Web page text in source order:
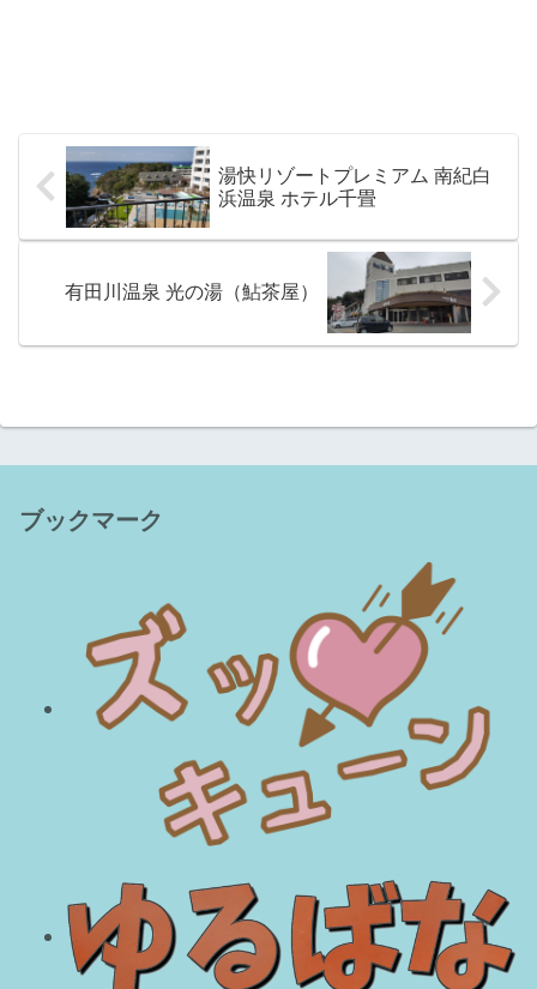
湯快リゾートプレミアム 南紀白
浜温泉 ホテル千畳
有田川温泉 光の湯（鮎茶屋）
ブックマーク